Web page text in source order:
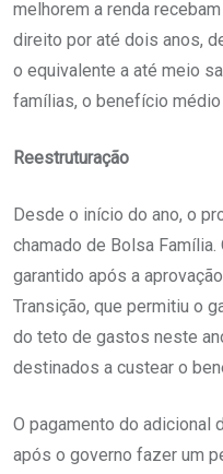
melhorem a renda
direito por até dois anos,
o equivalente a até meio
famílias, o benefício
Reestruturação
Desde o início do ano, o
chamado de Bolsa
garantido após a
Transição, que permitiu o
do teto de gastos neste
destinados a custear o
O pagamento do adicional
após o governo fazer um